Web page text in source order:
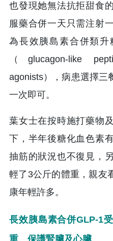
也發現她無法抗拒甜食
服藥合併一天只需注射
為長效胰島素合併類升
（glucagon-like
agonists），病患選擇三
一次即可。
葉女士在按時施打藥物
下，半年後糖化血色素
抽筋的狀況也不復見，
輕了3公斤的體重，親友
康年輕許多。
長效胰島素合併GLP-1